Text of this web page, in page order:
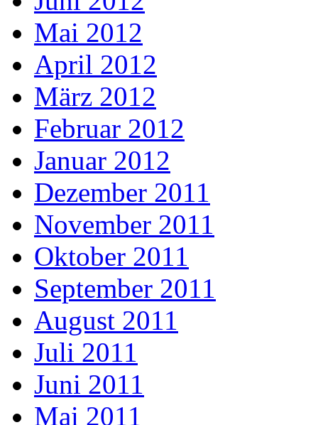
Mai 2012
April 2012
März 2012
Februar 2012
Januar 2012
Dezember 2011
November 2011
Oktober 2011
September 2011
August 2011
Juli 2011
Juni 2011
Mai 2011